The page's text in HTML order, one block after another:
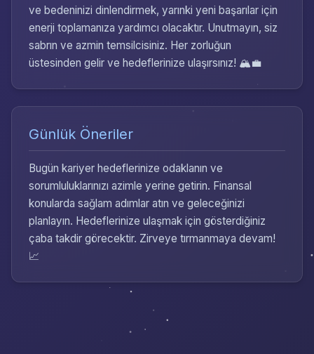
ve bedeninizi dinlendirmek, yarınki yeni başarılar için
enerji toplamanıza yardımcı olacaktır. Unutmayın, siz
sabrın ve azmin temsilcisiniz. Her zorluğun
üstesinden gelir ve hedeflerinize ulaşırsınız! 🏔️💼
Günlük Öneriler
Bugün kariyer hedeflerinize odaklanın ve
sorumluluklarınızı azimle yerine getirin. Finansal
konularda sağlam adımlar atın ve geleceğinizi
planlayın. Hedeflerinize ulaşmak için gösterdiğiniz
çaba takdir görecektir. Zirveye tırmanmaya devam!
📈